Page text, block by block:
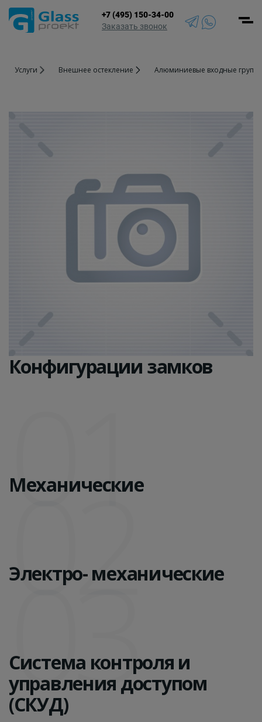
+7 (495) 150-34-00
Заказать звонок
Услуги Внешнее остекление Алюминиевые входные
Конфигурации замков
Механические
01
Электро- механические
02
Система контроля и
управления доступом
(СКУД)
03